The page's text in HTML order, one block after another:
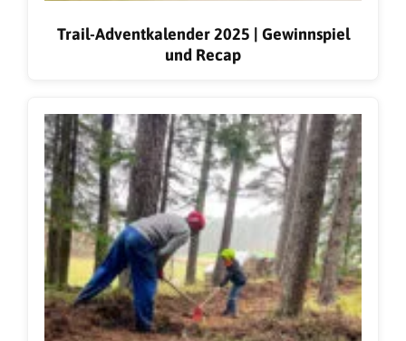
Trail-Adventkalender 2025 | Gewinnspiel
und Recap